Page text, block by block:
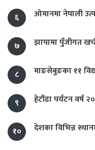
६
ओमानमा नेपाली
७ झापामा पुँजीगत
८ माङसेबुङका ११
९ हेटौंडा पर्यटन वर्ष
१० देशका विभिन्न